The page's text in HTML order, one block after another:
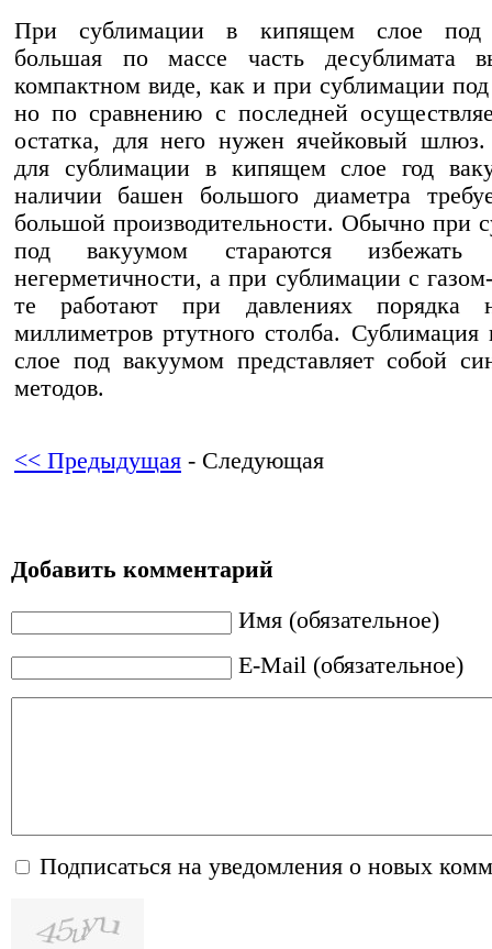
При сублимации в кипящем слое под
большая по массе часть десублимата
компактном виде, как и при сублимации
но по сравнению с последней
остатка, для него нужен ячейковый шлюз.
для сублимации в кипящем слое год
наличии башен большого диаметра
большой производительности. Обычно при
под вакуумом стараются избежать
негерметичности, а при сублимации с
те работают при давлениях порядка
миллиметров ртутного столба.
слое под вакуумом представляет собой
методов.
<< Предыдущая - Следующая
Добавить комментарий
Имя (обязательное)
E-Mail (обязательное)
Подписаться на уведомления о новых